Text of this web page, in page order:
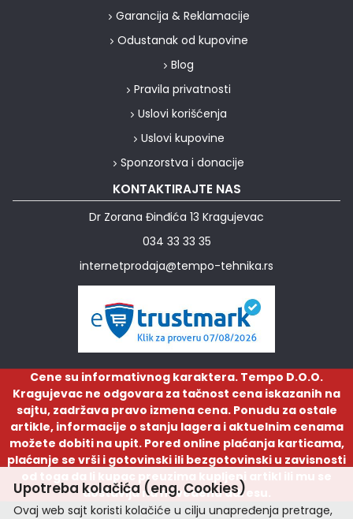
Garancija & Reklamacije
Odustanak od kupovine
Blog
Pravila privatnosti
Uslovi korišćenja
Uslovi kupovine
Sponzorstva i donacije
KONTAKTIRAJTE NAS
Dr Zorana Đinđića 13 Kragujevac
034 33 33 35
internetprodaja@tempo-tehnika.rs
Cene su informativnog karaktera. Tempo D.O.O.
Kragujevac ne odgovara za tačnost cena iskazanih na
sajtu, zadržava pravo izmena cena. Ponudu za ostale
artikle, informacije o stanju lagera i aktuelnim cenama
možete dobiti na upit. Pored online plaćanja karticama,
plaćanje se vrši i gotovinski ili bezgotovinski u zavisnosti
od toga da li kupac preuzima kupljeni artikl ili mu se
dostavlja na navedenu adresu.
Upotreba kolačića (eng. Cookies)
Ovaj web sajt koristi kolačiće u cilju unapređenja pretrage,